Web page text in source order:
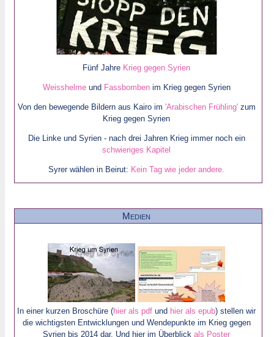
Fünf Jahre Krieg gegen Syrien
Weisshelme und Fassbomben im Krieg gegen Syrien
Von den bewegende Bildern aus Kairo im 'Arabischen Frühling'zum
Krieg gegen Syrien
Die Linke und Syrien - nach drei Jahren Krieg immer noch ein
schwieriges Kapitel
Syrer wählen in Beirut: Kein Tag wie jeder andere.
Medien
In einer kurzen Broschüre (hier als pdf und hier als epub) stellen wir
die wichtigsten Entwicklungen und Wendepunkte im Krieg gegen
Syrien bis 2014 dar. Und hier im Überblickals Poster